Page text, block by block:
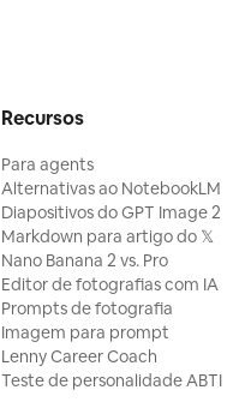
Recursos
Para agents
Alternativas ao NotebookLM
Diapositivos do GPT Image 2
Markdown para artigo do 𝕏
Nano Banana 2 vs. Pro
Editor de fotografias com IA
Prompts de fotografia
Imagem para prompt
Lenny Career Coach
Teste de personalidade ABTI